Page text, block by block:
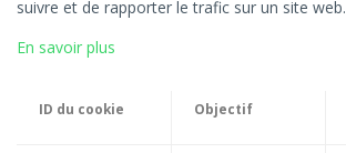
suivre et de rapporter le trafic sur un site web.
En savoir plus
ID du cookie Objectif